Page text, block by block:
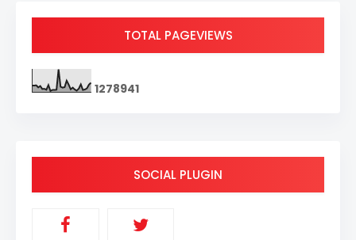
TOTAL PAGEVIEWS
1278941
SOCIAL PLUGIN